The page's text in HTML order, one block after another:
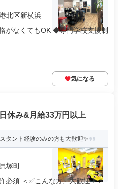
北区新横浜
がなくてもOK ◆専門学校支援制
気になる
休み&月給33万円以上
タント経験のみの方も大歓迎✨
塚町
必須 ＜✅こんな方、大歓迎！＞